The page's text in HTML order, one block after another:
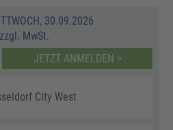
30.09.2026
MwSt.
JETZT ANMELDEN >
City West